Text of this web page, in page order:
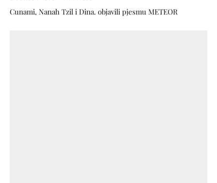
Cunami, Nanah Tzil i Dina. objavili pjesmu METEOR